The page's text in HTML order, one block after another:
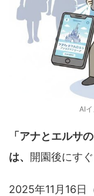
AI
「アナとエルサ
は、 開園後にす
2025年11月16日